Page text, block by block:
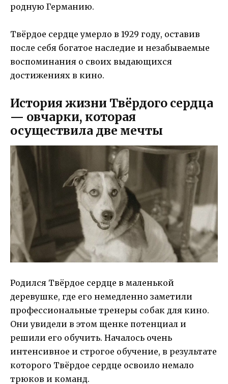
родную Германию.
Твёрдое сердце умерло в 1929 году, оставив
после себя богатое наследие и незабываемые
воспоминания о своих выдающихся
достижениях в кино.
История жизни Твёрдого сердца
— овчарки, которая
осуществила две мечты
Родился Твёрдое сердце в маленькой
деревушке, где его немедленно заметили
профессиональные тренеры собак для кино.
Они увидели в этом щенке потенциал и
решили его обучить. Началось очень
интенсивное и строгое обучение, в результате
которого Твёрдое сердце освоило немало
трюков и команд.